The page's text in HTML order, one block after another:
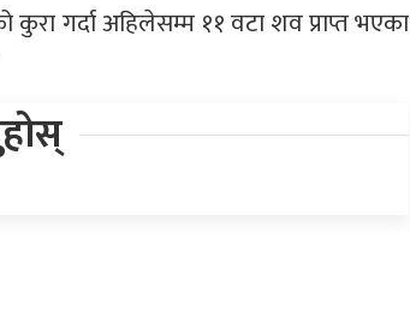
गर्दा अहिलेसम्म ११ वटा शव प्राप्त भएका